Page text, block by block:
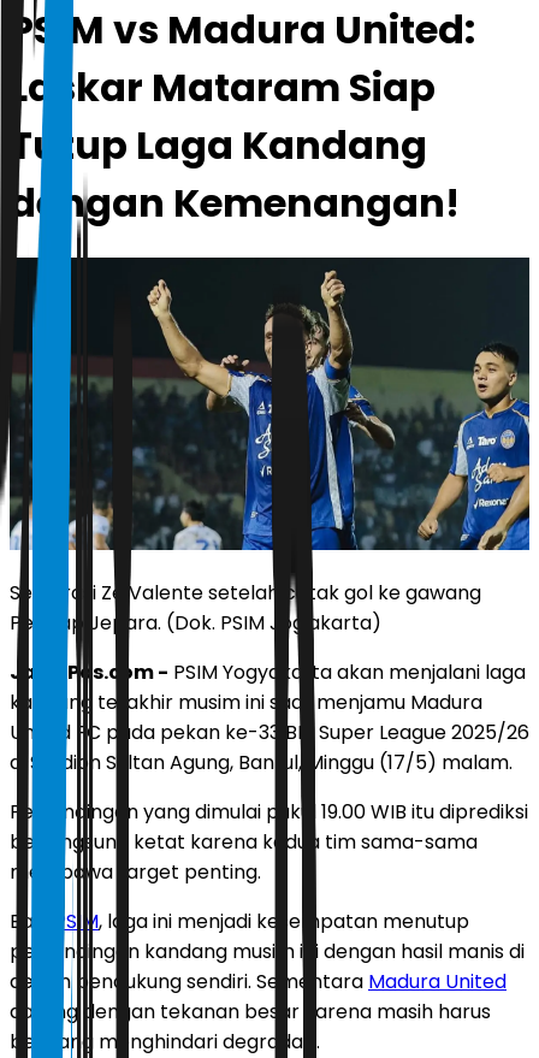
PSIM vs Madura United:
Laskar Mataram Siap
Tutup Laga Kandang
dengan Kemenangan!
Selebrasi Ze Valente setelah cetak gol ke gawang
Persijap Jepara. (Dok. PSIM Jogjakarta)
JawaPos.com - PSIM Yogyakarta akan menjalani laga
kandang terakhir musim ini saat menjamu Madura
United FC pada pekan ke-33 BRI Super League 2025/26
di Stadion Sultan Agung, Bantul, Minggu (17/5) malam.
Pertandingan yang dimulai pukul 19.00 WIB itu diprediksi
berlangsung ketat karena kedua tim sama-sama
membawa target penting.
Bagi
PSIM, laga ini menjadi kesempatan menutup
pertandingan kandang musim ini dengan hasil manis di
depan pendukung sendiri. Sementara Madura United
datang dengan tekanan besar karena masih harus
berjuang menghindari degradasi.